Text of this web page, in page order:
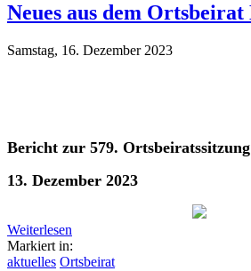
Neues aus dem
Samstag, 16. Dezember 2023
Bericht zur 579.
13. Dezember 2023
Weiterlesen
Markiert in:
aktuelles Ortsbeirat